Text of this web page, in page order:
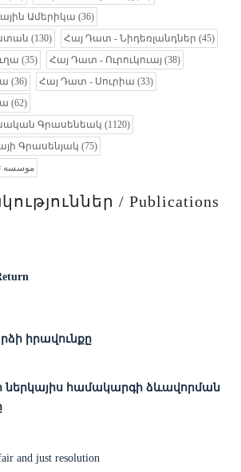
Ամերիկա (36)
(130) Հայ Դատ - Նիդեռլանդներ (45)
(35) Հայ Դատ - Ուրուկուայ (38)
(36) Հայ Դատ - Սուրիա (33)
(62)
Գրասենեակ (1120)
Գրասենյակ (75)
موسسه
/ Publications
իրավունքը
ներկայիս համակարգի ձևավորման
and just resolution